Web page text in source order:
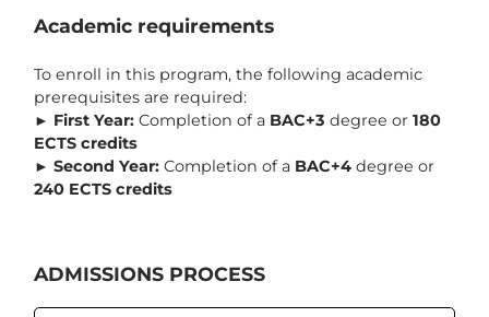
Academic requirements
To enroll in this program, the following academic
prerequisites are required:
► First Year: Completion of a BAC+3 degree or 180
ECTS credits
► Second Year: Completion of a BAC+4 degree or
240 ECTS credits
ADMISSIONS PROCESS